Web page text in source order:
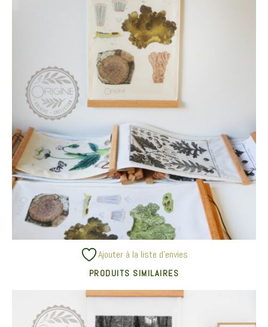
Ajouter à la liste d’envies
PRODUITS SIMILAIRES